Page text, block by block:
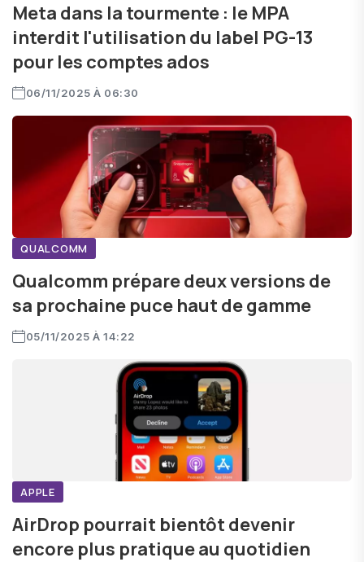
Meta dans la tourmente : le MPA
interdit l'utilisation du label PG-13
pour les comptes ados
06/11/2025 À 06:30
QUALCOMM
Qualcomm prépare deux versions de
sa prochaine puce haut de gamme
05/11/2025 À 14:22
APPLE
AirDrop pourrait bientôt devenir
encore plus pratique au quotidien